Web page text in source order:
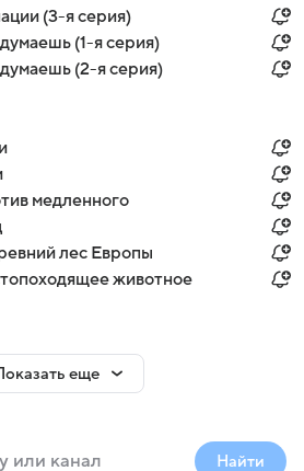
(3-я серия)
(1-я серия)
(2-я серия)
медленного
лес Европы
животное
еще
Найти